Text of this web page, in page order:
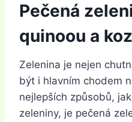
Pečená
quinoou a
Zelenina je nejen
být i hlavním chodem
nejlepších způsobů,
zeleniny, je pečená